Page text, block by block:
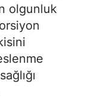
olgunluk